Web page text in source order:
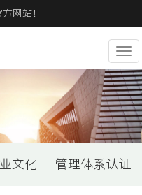
网站！
文化 管理体系认证